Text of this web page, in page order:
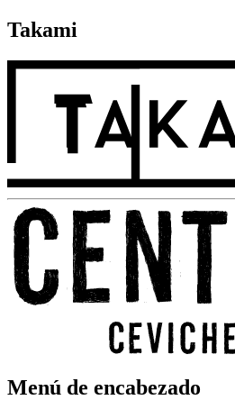
Takami
Menú de encabezado